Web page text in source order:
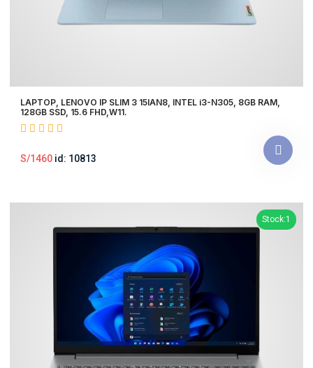
LAPTOP, LENOVO IP SLIM 3 15IAN8, INTEL i3-N305, 8GB RAM,
128GB SSD, 15.6 FHD,W11.
S/1460 id: 10813
Stock:1